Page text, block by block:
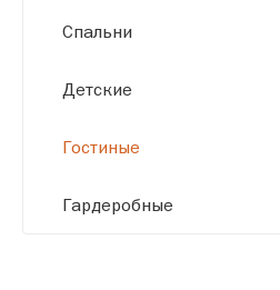
Спальни
Детские
Гостиные
Гардеробные